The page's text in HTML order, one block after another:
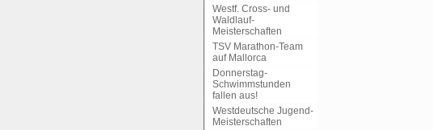
Westf. Cross- und
Waldlauf-
Meisterschaften
TSV Marathon-Team
auf Mallorca
Donnerstag-
Schwimmstunden
fallen aus!
Westdeutsche Jugend-
Meisterschaften